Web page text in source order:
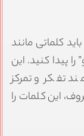
کلماتی مانند
را پیدا کنید. این
تفکر و تمرکز
این کلمات را